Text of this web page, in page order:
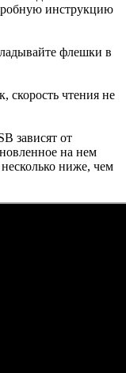
инструкцию
флешки в
скорость чтения не
зависят от
на нем
ниже, чем